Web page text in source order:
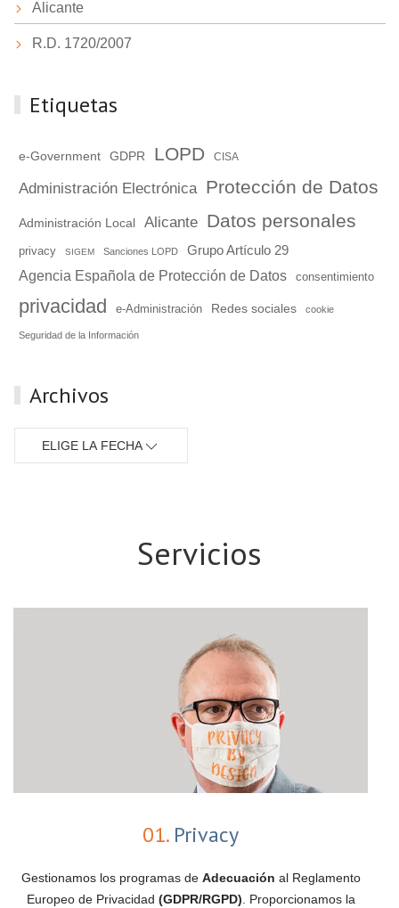
Alicante
R.D. 1720/2007
Etiquetas
e-Government GDPR LOPD CISA
Administración Electrónica Protección de Datos
Administración Local Alicante Datos personales
privacy SIGEM Sanciones LOPD
Grupo Artículo 29
Agencia Española de Protección de Datos
consentimiento
privacidad e-Administración Redes sociales cookie
Seguridad de la Información
Archivos
ELIGE LA FECHA
Servicios
01.Privacy
Gestionamos los programas de Adecuación al Reglamento
Europeo de Privacidad (GDPR/RGPD). Proporcionamos la